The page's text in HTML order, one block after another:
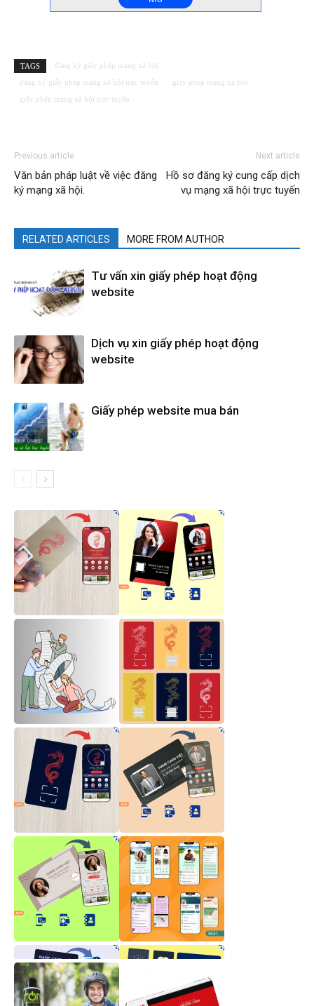
TAGS
đăng ký giấy phép mạng xã hội
đăng ký giấy phép mạng xã hội trực tuyến
giay phep mang xa hoi
giấy phép mạng xã hội trực tuyến
Previous article
Văn bản pháp luật về việc đăng
ký mạng xã hội.
Next article
Hồ sơ đăng ký cung cấp dịch
vụ mạng xã hội trực tuyến
RELATED ARTICLES MORE FROM AUTHOR
Tư vấn xin giấy phép hoạt động
website
Dịch vụ xin giấy phép hoạt động
website
Giấy phép website mua bán